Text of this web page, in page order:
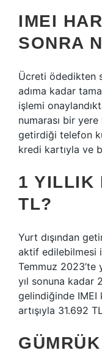
IMEI
SONRA
Ücreti ödedikten
adıma kadar
işlemi
numarası bir
getirdiği telefon
kredi kartıyla ve
1 YILLIK
TL?
Yurt dışından
aktif edilebilmesi
Temmuz 2023’te
yıl sonuna kadar
gelindiğinde IMEI
artışıyla 31.692